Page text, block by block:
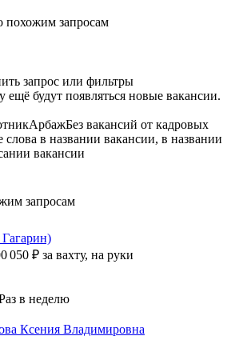
похожим запросам
запрос или фильтры
ещё будут появляться новые вакансии.
АрбажБез вакансий от кадровых
в названии вакансии, в названии
вакансии
запросам
Гагарин)
050 ₽ за вахту, на руки
в неделю
Ксения Владимировна